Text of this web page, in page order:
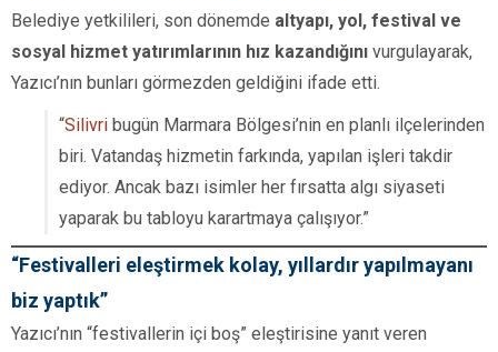
Belediye yetkilileri, son dönemde altyapı, yol, festival ve
sosyal hizmet yatırımlarının hız kazandığını vurgulayarak,
Yazıcı’nın bunları görmezden geldiğini ifade etti.
“Silivri bugün Marmara Bölgesi’nin en planlı ilçelerinden
biri. Vatandaş hizmetin farkında, yapılan işleri takdir
ediyor. Ancak bazı isimler her fırsatta algı siyaseti
yaparak bu tabloyu karartmaya çalışıyor.”
“Festivalleri eleştirmek kolay, yıllardır yapılmayanı
biz yaptık”
Yazıcı’nın “festivallerin içi boş” eleştirisine yanıt veren